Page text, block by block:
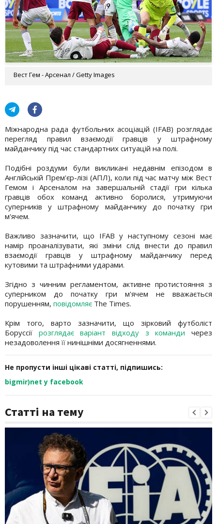
Вест Гем - Арсенал / Getty Images
Міжнародна рада футбольних асоціацій (IFAB) розглядає
перегляд правил взаємодії гравців у штрафному
майданчику під час стандартних ситуацій на полі.
Подібні роздуми були викликані недавнім епізодом в
Англійській Прем'єр-лізі (АПЛ), коли під час матчу між Вест
Гемом і Арсеналом на завершальній стадії гри кілька
гравців обох команд активно боролися, утримуючи
суперників у штрафному майданчику до початку гри
м'ячем.
Важливо зазначити, що IFAB у наступному сезоні має
намір проаналізувати, які зміни слід внести до правил
взаємодії гравців у штрафному майданчику перед
кутовими та штрафними ударами.
Згідно з чинним регламентом, активне протистояння з
суперником до початку гри м'ячем не вважається
порушенням, повідомляє The Times.
Крім того, варто зазначити, що зірковий футболіст
Боруссії розглядає варіант відходу з командичерез
незадоволення її нинішніми досягненнями.
Не пропусти інші цікаві статті, підпишись:
bigmir)net у facebook
Статті на тему